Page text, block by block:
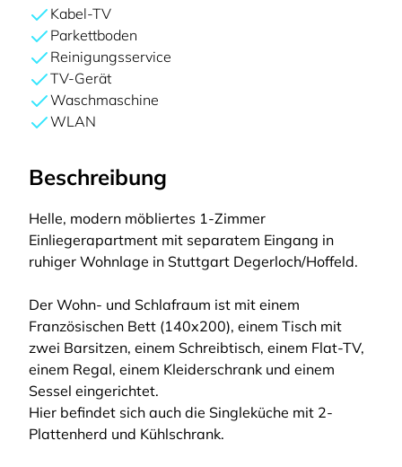
Kabel-TV
Parkettboden
Reinigungsservice
TV-Gerät
Waschmaschine
WLAN
Beschreibung
Helle, modern möbliertes 1-Zimmer
Einliegerapartment mit separatem Eingang in
ruhiger Wohnlage in Stuttgart Degerloch/Hoffeld.
Der Wohn- und Schlafraum ist mit einem
Französischen Bett (140x200), einem Tisch mit
zwei Barsitzen, einem Schreibtisch, einem Flat-TV,
einem Regal, einem Kleiderschrank und einem
Sessel eingerichtet.
Hier befindet sich auch die Singleküche mit 2-
Plattenherd und Kühlschrank.